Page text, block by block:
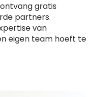
gratis
partners.
van
eigen team hoeft te